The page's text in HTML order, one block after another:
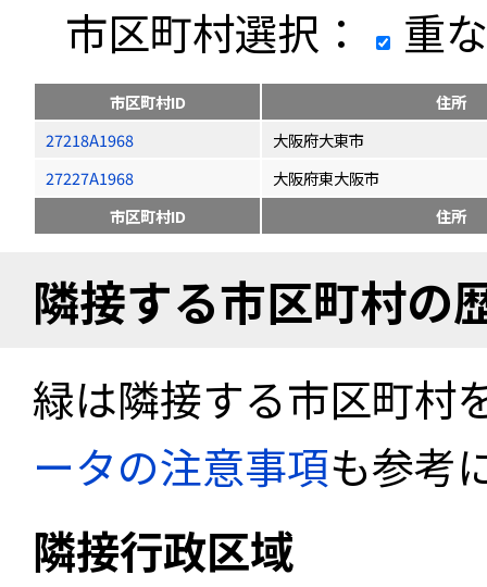
市区町村選択：
重
市区町村ID
住所
27218A1968
大阪府大東市
27227A1968
大阪府東大阪市
市区町村ID
住所
隣接する市区町村の
緑は隣接する市区町村
ータの注意事項も参考
隣接行政区域